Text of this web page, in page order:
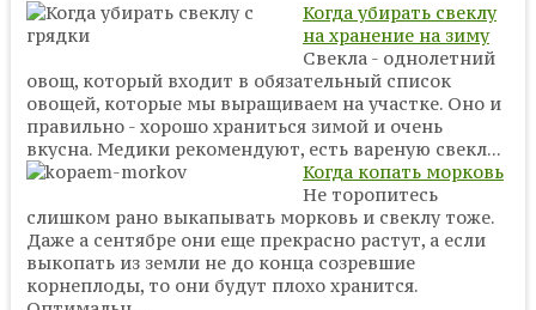
Когда убирать свеклу
на хранение на зиму
Свекла - однолетний
овощ, который входит в обязательный список
овощей, которые мы выращиваем на участке. Оно и
правильно - хорошо храниться зимой и очень
вкусна. Медики рекомендуют, есть вареную свекл...
Когда копать морковь
Не торопитесь
слишком рано выкапывать морковь и свеклу тоже.
Даже а сентябре они еще прекрасно растут, а если
выкопать из земли не до конца созревшие
корнеплоды, то они будут плохо хранится.